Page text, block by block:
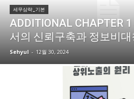
세무삼략_기본
ADDITIONAL CHAPTER
서의 신뢰구축과 정보비
Sehyul - 12월 30, 2024